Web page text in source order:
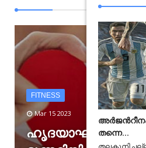
FITNESS
Mar 15 2023
ഹൃദയാഘാതം;തന്നെ...